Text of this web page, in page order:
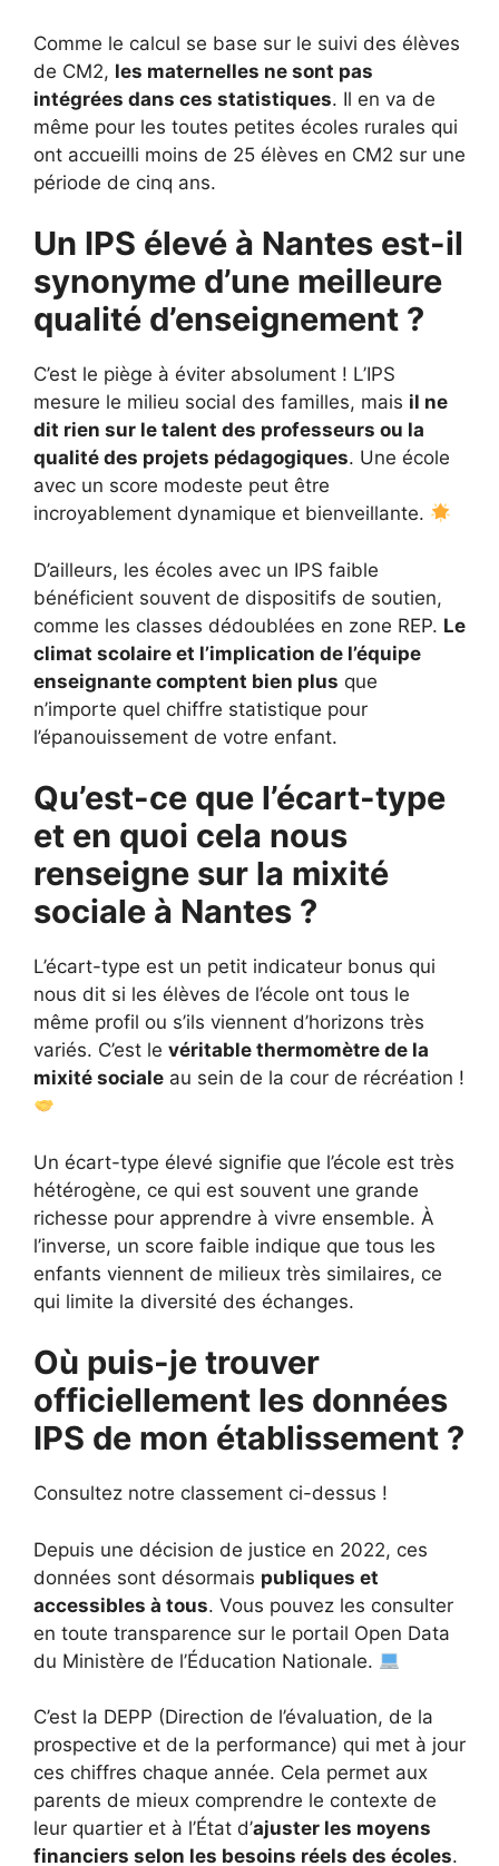
Comme le calcul se base sur le suivi des élèves
de CM2, les maternelles ne sont pas
intégrées dans ces statistiques. Il en va de
même pour les toutes petites écoles rurales qui
ont accueilli moins de 25 élèves en CM2 sur une
période de cinq ans.
Un IPS élevé à Nantes est-il
synonyme d’une meilleure
qualité d’enseignement ?
C’est le piège à éviter absolument ! L’IPS
mesure le milieu social des familles, mais il ne
dit rien sur le talent des professeurs ou la
qualité des projets pédagogiques. Une école
avec un score modeste peut être
incroyablement dynamique et bienveillante.
D’ailleurs, les écoles avec un IPS faible
bénéficient souvent de dispositifs de soutien,
comme les classes dédoublées en zone REP. Le
climat scolaire et l’implication de l’équipe
enseignante comptent bien plus que
n’importe quel chiffre statistique pour
l’épanouissement de votre enfant.
Qu’est-ce que l’écart-type
et en quoi cela nous
renseigne sur la mixité
sociale à Nantes ?
L’écart-type est un petit indicateur bonus qui
nous dit si les élèves de l’école ont tous le
même profil ou s’ils viennent d’horizons très
variés. C’est le véritable thermomètre de la
mixité sociale au sein de la cour de récréation !
Un écart-type élevé signifie que l’école est très
hétérogène, ce qui est souvent une grande
richesse pour apprendre à vivre ensemble. À
l’inverse, un score faible indique que tous les
enfants viennent de milieux très similaires, ce
qui limite la diversité des échanges.
Où puis-je trouver
officiellement les données
IPS de mon établissement ?
Consultez notre classement ci-dessus !
Depuis une décision de justice en 2022, ces
données sont désormais publiques et
accessibles à tous. Vous pouvez les consulter
en toute transparence sur le portail Open Data
du Ministère de l’Éducation Nationale.
C’est la DEPP (Direction de l’évaluation, de la
prospective et de la performance) qui met à jour
ces chiffres chaque année. Cela permet aux
parents de mieux comprendre le contexte de
leur quartier et à l’État d’ajuster les moyens
financiers selon les besoins réels des écoles.